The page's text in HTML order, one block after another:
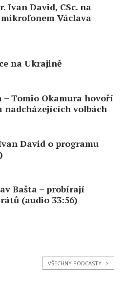
Ivan David, CSc. na
Václava
na Ukrajině
– Tomio Okamura hovoří
volbách
David o programu
Bašta – probírají
(audio 33:56)
VŠECHNY PODCASTY >